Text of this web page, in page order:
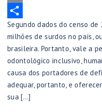
Email
Share
Segundo dados do censo de
milhões de surdos no país,
brasileira. Portanto, vale a
odontológico inclusivo,
causa dos portadores de
adequar, portanto, e
sua […]